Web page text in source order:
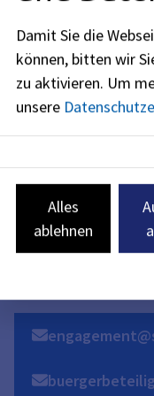
jetzt geschlossen
Montag:
09:30-15:00Uhr
Dienstag:
Donnerstag:
-15:00
Freitag:
09:30-12:00Uhr
Damit Sie die
können, bitten wir
zu aktivieren. Um
unsere
Alles
ablehnen